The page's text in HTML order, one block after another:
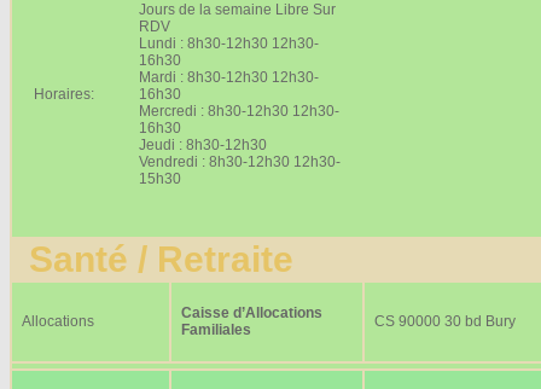
Horaires:
Jours de la semaine Libre Sur
RDV
Lundi : 8h30-12h30 12h30-
16h30
Mardi : 8h30-12h30 12h30-
16h30
Mercredi : 8h30-12h30 12h30-
16h30
Jeudi : 8h30-12h30
Vendredi : 8h30-12h30 12h30-
15h30
Santé / Retraite
Allocations
Caisse d’Allocations
Familiales
CS 90000 30 bd Bury